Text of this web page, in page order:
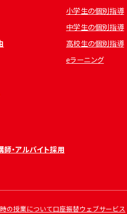
小学生の個別指導
中学生の個別指導
高校生の個別指導
eラーニング
師・アルバイト採用
の授業について口座振替ウェブサービス